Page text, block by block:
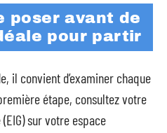
poser avant de
pour partir
il convient d’examiner chaque
étape, consultez votre
sur votre espace